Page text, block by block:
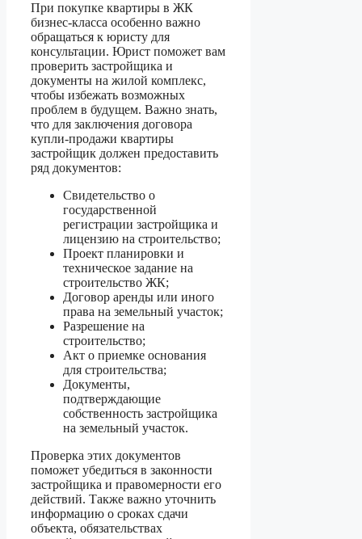
При покупке квартиры в ЖК
бизнес-класса особенно важно
обращаться к юристу для
консультации. Юрист поможет вам
проверить застройщика и
документы на жилой комплекс,
чтобы избежать возможных
проблем в будущем. Важно знать,
что для заключения договора
купли-продажи квартиры
застройщик должен предоставить
ряд документов:
Свидетельство о
государственной
регистрации застройщика и
лицензию на строительство;
Проект планировки и
техническое задание на
строительство ЖК;
Договор аренды или иного
права на земельный участок;
Разрешение на
строительство;
Акт о приемке основания
для строительства;
Документы,
подтверждающие
собственность застройщика
на земельный участок.
Проверка этих документов
поможет убедиться в законности
застройщика и правомерности его
действий. Также важно уточнить
информацию о сроках сдачи
объекта, обязательствах